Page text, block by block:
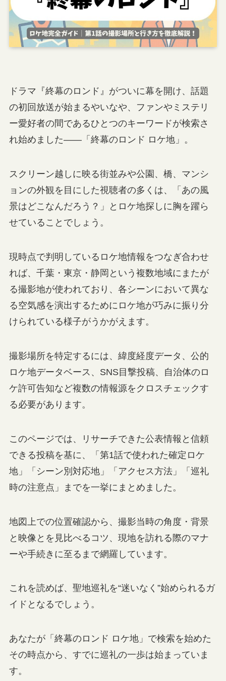
ドラマ『終幕のロンド』がついに幕を開け、話題
の初回放送が始まるやいなや、ファンやミステリ
ー愛好者の間であるひとつのキーワードが検索さ
れ始めました——「終幕のロンド ロケ地」。
スクリーン越しに映る街並みや公園、橋、マンシ
ョンの外観を目にした視聴者の多くは、「あの風
景はどこなんだろう？」とロケ地探しに胸を躍ら
せていることでしょう。
現時点で判明しているロケ地情報をつなぎ合わせ
れば、千葉・東京・静岡という複数地域にまたが
る撮影地が使われており、各シーンにおいて異な
る空気感を演出するためにロケ地が巧みに振り分
けられている様子がうかがえます。
撮影場所を特定するには、緯度経度データ、公的
ロケ地データベース、SNS目撃投稿、自治体のロ
ケ許可告知など複数の情報源をクロスチェックす
る必要があります。
このページでは、リサーチできた公表情報と信頼
できる投稿を基に、「第1話で使われた確定ロケ
地」「シーン別対応地」「アクセス方法」「巡礼
時の注意点」までを一挙にまとめました。
地図上での位置確認から、撮影当時の角度・背景
と映像とを見比べるコツ、現地を訪れる際のマナ
ーや手続きに至るまで網羅しています。
これを読めば、聖地巡礼を“迷いなく”始められるガ
イドとなるでしょう。
あなたが「終幕のロンド ロケ地」で検索を始めた
その時点から、すでに巡礼の一歩は始まっていま
す。